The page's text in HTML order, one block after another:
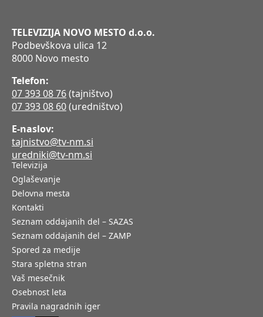
TELEVIZIJA NOVO MESTO d.o.o.
Podbevškova ulica 12
8000 Novo mesto
Telefon:
07 393 08 76(tajništvo)
07 393 08 60(uredništvo)
E-naslov:
tajnistvo@tv-nm.si
uredniki@tv-nm.si
Televizija
Oglaševanje
Delovna mesta
Kontakti
Seznam oddajanih del – SAZAS
Seznam oddajanih del – ZAMP
Spored za medije
Stara spletna stran
Vaš mesečnik
Osebnost leta
Pravila nagradnih iger